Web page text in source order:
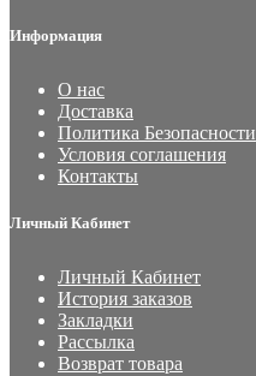
Информация
О нас
Доставка
Политика Безопасности
Условия соглашения
Контакты
Личный Кабинет
Личный Кабинет
История заказов
Закладки
Рассылка
Возврат товара